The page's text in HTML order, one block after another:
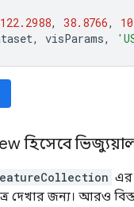
122.2988, 38.8766, 10
, visParams,
হিসেবে
এর
দেখার জন্য। আরও